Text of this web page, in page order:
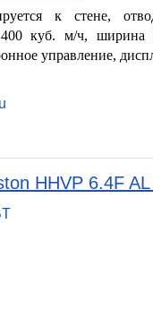
к стене,
400 куб. м/ч, ширина
управление,
HHVP 6.4F AL